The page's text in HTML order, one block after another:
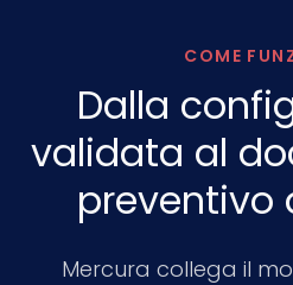
COME
Dalla
validata al
preventivo
Mercura collega il